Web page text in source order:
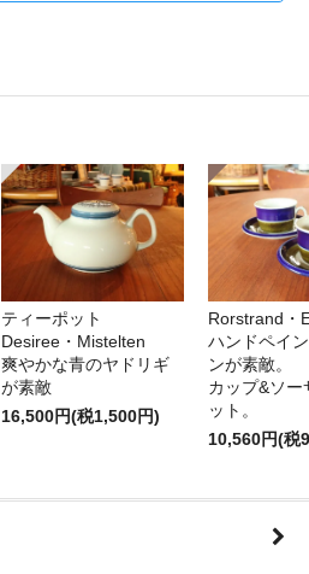
ティーポット
Desiree・Mistelten
爽やかな青のヤドリギ
が素敵
16,500円(税1,500円)
Rorstrand・
ハンドペイ
ンが素敵。
カップ&ソー
ット。
10,560円(税